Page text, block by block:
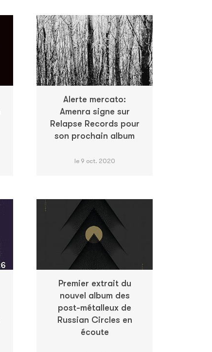
Alerte mercato:
Amenra signe sur
Relapse Records pour
son prochain album
le 9 oct. 2020
Premier extrait du
nouvel album des
post-métalleux de
Russian Circles en
écoute